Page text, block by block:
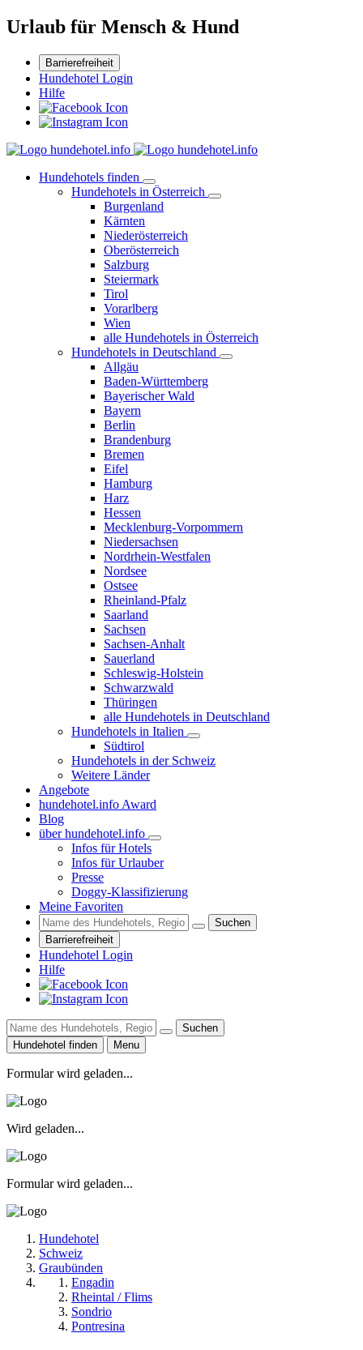
Urlaub für Mensch & Hund
Barrierefreiheit
Hundehotel Login
Hilfe
Hundehotels finden
Hundehotels in Österreich
Burgenland
Kärnten
Niederösterreich
Oberösterreich
Salzburg
Steiermark
Tirol
Vorarlberg
Wien
alle Hundehotels in Österreich
Hundehotels in Deutschland
Allgäu
Baden-Württemberg
Bayerischer Wald
Bayern
Berlin
Brandenburg
Bremen
Eifel
Hamburg
Harz
Hessen
Mecklenburg-Vorpommern
Niedersachsen
Nordrhein-Westfalen
Nordsee
Ostsee
Rheinland-Pfalz
Saarland
Sachsen
Sachsen-Anhalt
Sauerland
Schleswig-Holstein
Schwarzwald
Thüringen
alle Hundehotels in Deutschland
Hundehotels in Italien
Südtirol
Hundehotels in der Schweiz
Weitere Länder
Angebote
hundehotel.info Award
Blog
über hundehotel.info
Infos für Hotels
Infos für Urlauber
Presse
Doggy-Klassifizierung
Meine Favoriten
Suchen
Barrierefreiheit
Hundehotel Login
Hilfe
Suchen
Hundehotel finden
Menu
Formular wird geladen...
Wird geladen...
Formular wird geladen...
Hundehotel
Schweiz
Graubünden
Engadin
Rheintal / Flims
Sondrio
Pontresina